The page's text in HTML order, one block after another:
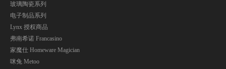
玻璃陶瓷系列
电子制品系列
Lynx 授权商品
弗南希诺 Francasino
家魔仕 Homeware Magician
咪兔 Metoo